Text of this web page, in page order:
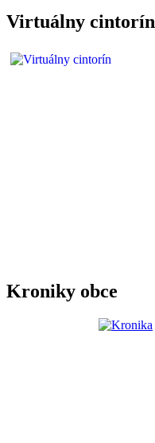
Virtuálny cintorín
Kroniky obce